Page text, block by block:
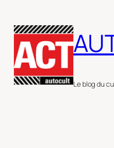
au
contenu
Le blog du